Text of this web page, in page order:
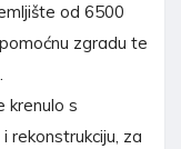
od 6500
zgradu te
krenulo s
rekonstrukciju, za